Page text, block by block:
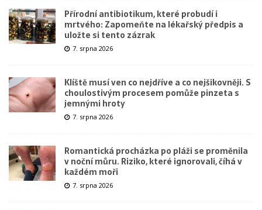
Přírodní antibiotikum, které probudí i
mrtvého: Zapomeňte na lékařský předpis a
uložte si tento zázrak
7. srpna 2026
Klíště musí ven co nejdříve a co nejšikovněji. S
choulostivým procesem pomůže pinzeta s
jemnými hroty
7. srpna 2026
Romantická procházka po pláži se proměnila
v noční můru. Riziko, které ignorovali, číhá v
každém moři
7. srpna 2026